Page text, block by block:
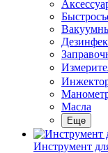
Масла
Еще
Инструмент